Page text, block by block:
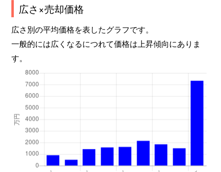
広さ×売却価格
広さ別の平均価格を表したグラフです。
一般的には広くなるにつれて価格は上昇傾向にありま
す。